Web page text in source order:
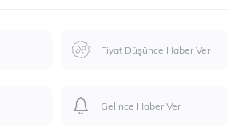
Fiyat Düşünce Haber Ver
Gelince Haber Ver